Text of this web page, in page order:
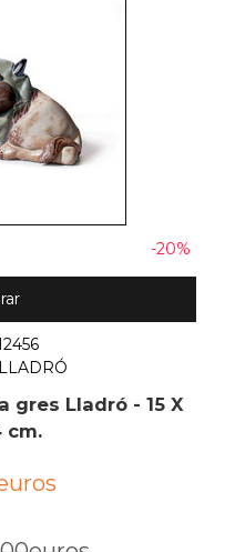
-20%
gres Lladró - 15 X
cm.